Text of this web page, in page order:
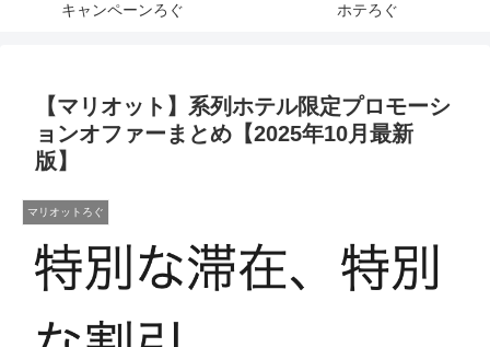
キャンペーンろぐ ホテろぐ
【マリオット】系列ホテル限定プロモーシ
ョンオファーまとめ【2025年10月最新
版】
マリオットろぐ